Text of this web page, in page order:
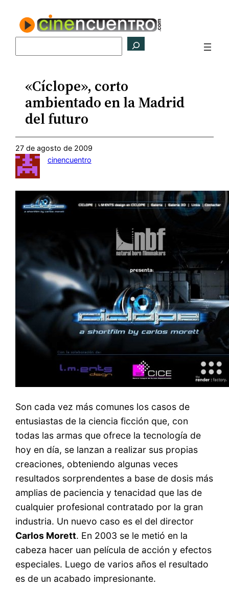
contenido
«Cíclope», corto
ambientado en la Madrid
del futuro
27 de agosto de 2009
cinencuentro
Son cada vez más comunes los casos de
entusiastas de la ciencia ficción que, con
todas las armas que ofrece la tecnología de
hoy en día, se lanzan a realizar sus propias
creaciones, obteniendo algunas veces
resultados sorprendentes a base de dosis más
amplias de paciencia y tenacidad que las de
cualquier profesional contratado por la gran
industria. Un nuevo caso es el del director
Carlos Morett. En 2003 se le metió en la
cabeza hacer uan película de acción y efectos
especiales. Luego de varios años el resultado
es de un acabado impresionante.